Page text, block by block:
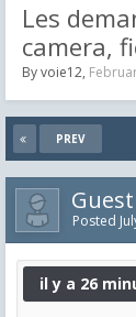
Les
camera,
Byvoie12,
PREV
Guest
Posted
il y a 26